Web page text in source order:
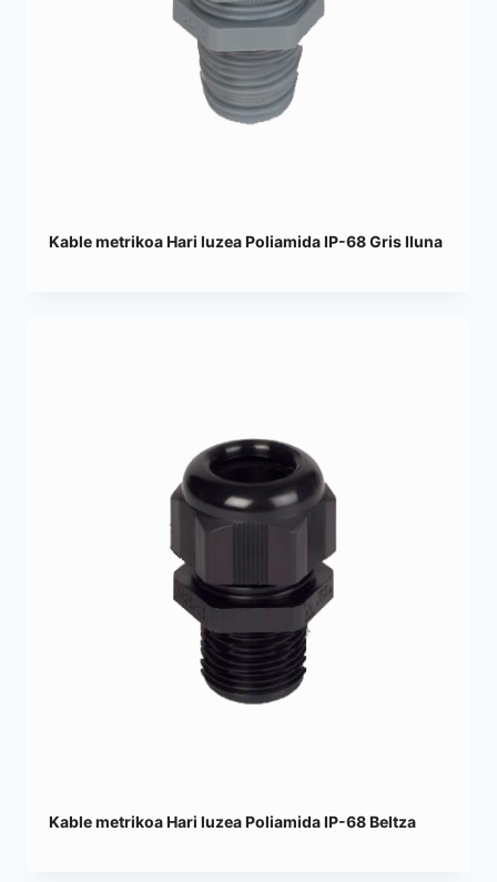
Kable metrikoa Hari luzea Poliamida IP-68 Gris Iluna
Kable metrikoa Hari luzea Poliamida IP-68 Beltza